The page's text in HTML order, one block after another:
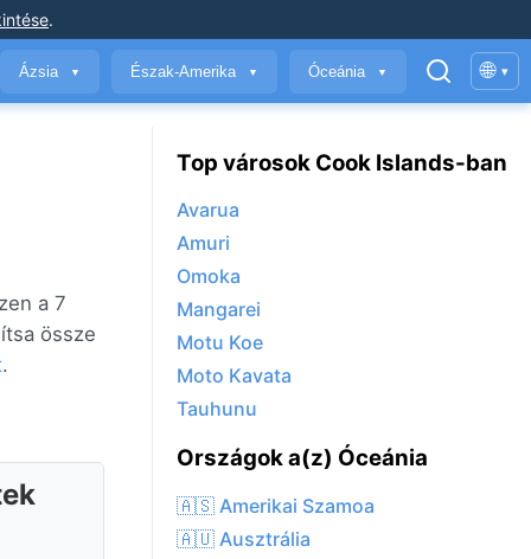
.
Ázsia ▼ Észak-Amerika ▼ Óceánia ▼ 🌐 ▾
a 7
össze
.
Top városok Cook Islands-ban
Avarua
Amuri
Omoka
Mangarei
Motu Koe
Moto Kavata
Tauhunu
Országok a(z) Óceánia
🇦🇸 Amerikai Szamoa
🇦🇺 Ausztrália